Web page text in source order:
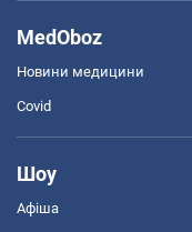
MedOboz
Новини медицини
Covid
Шоу
Афіша